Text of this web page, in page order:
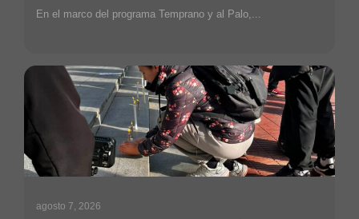
En el marco del programa Temprano y al Palo,...
agosto 7, 2026